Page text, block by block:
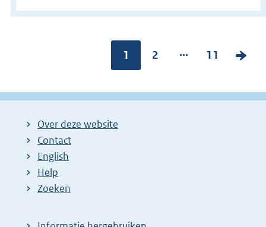
Pagina:
1
P
g
2 ...
P
g
11
V
l
Over deze website
Contact
English
Help
Zoeken